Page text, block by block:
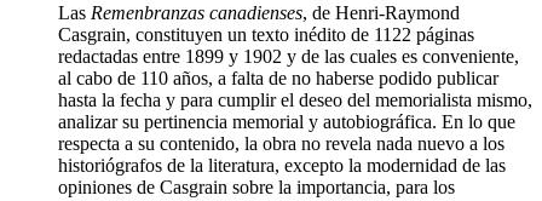
Las Remenbranzas canadienses, de Henri-Raymond
Casgrain, constituyen un texto inédito de 1122 páginas
redactadas entre 1899 y 1902 y de las cuales es conveniente,
al cabo de 110 años, a falta de no haberse podido publicar
hasta la fecha y para cumplir el deseo del memorialista mismo,
analizar su pertinencia memorial y autobiográfica. En lo que
respecta a su contenido, la obra no revela nada nuevo a los
historiógrafos de la literatura, excepto la modernidad de las
opiniones de Casgrain sobre la importancia, para los